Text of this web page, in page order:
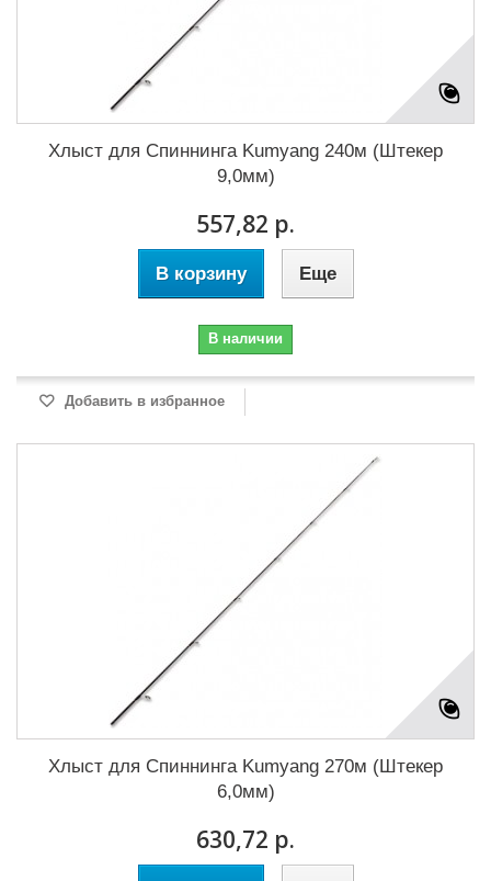
Хлыст для Cпиннинга Kumyang 240м (Штекер
9,0мм)
557,82 р.
В корзину Еще
В наличии
Добавить в избранное
Хлыст для Cпиннинга Kumyang 270м (Штекер
6,0мм)
630,72 р.